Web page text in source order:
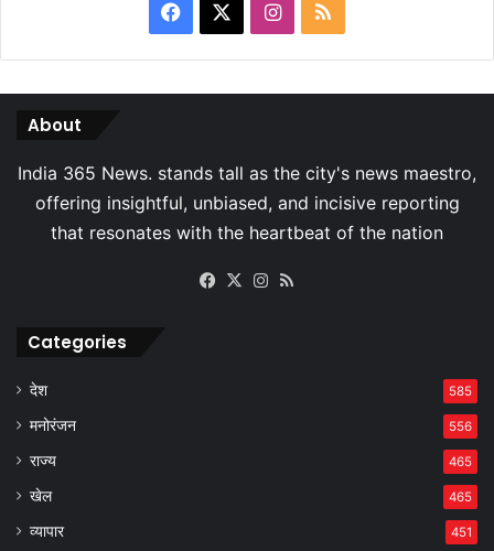
Facebook Instagram
RSS
About
Facebook
X Instagram
Categories
देश 585
मनोरंजन 556
राज्य 465
खेल 465
व्यापार 451